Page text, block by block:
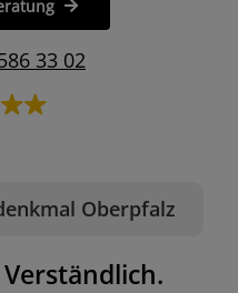
Oberpfalz
33 02